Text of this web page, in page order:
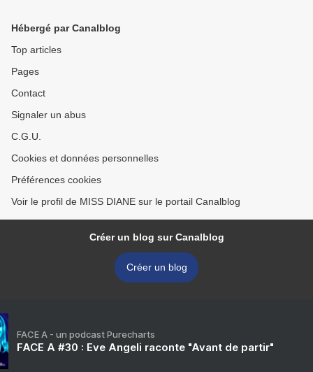
Hébergé par Canalblog
Top articles
Pages
Contact
Signaler un abus
C.G.U.
Cookies et données personnelles
Préférences cookies
Voir le profil de MISS DIANE sur le portail Canalblog
Créer un blog sur Canalblog
Créer un blog
FACE A - un podcast Purecharts
FACE A #30 : Eve Angeli raconte "Avant de partir"